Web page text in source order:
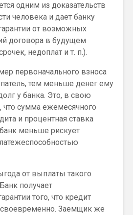
одним из доказательств
человека и дает банку
от возможных
договора в будущем
недоплат и т. п.).
первоначального взноса
тем меньше денег ему
у банка. Это, в свою
что сумма ежемесячного
и процентная ставка
меньше рискует
от выплаты такого
получает
того, что кредит
Заемщик же